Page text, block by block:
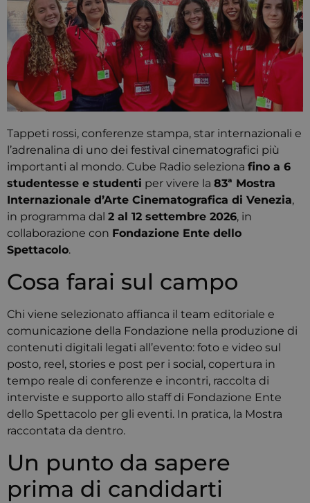
Tappeti rossi, conferenze stampa, star internazionali e
l’adrenalina di uno dei festival cinematografici più
importanti al mondo. Cube Radio seleziona fino a 6
studentesse e studenti per vivere la 83ª Mostra
Internazionale d’Arte Cinematografica di Venezia,
in programma dal 2 al 12 settembre 2026, in
collaborazione con Fondazione Ente dello
Spettacolo.
Cosa farai sul campo
Chi viene selezionato affianca il team editoriale e
comunicazione della Fondazione nella produzione di
contenuti digitali legati all’evento: foto e video sul
posto, reel, stories e post per i social, copertura in
tempo reale di conferenze e incontri, raccolta di
interviste e supporto allo staff di Fondazione Ente
dello Spettacolo per gli eventi. In pratica, la Mostra
raccontata da dentro.
Un punto da sapere
prima di candidarti